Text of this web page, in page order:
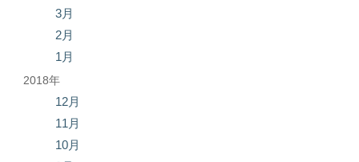
3月
2月
1月
2018年
12月
11月
10月